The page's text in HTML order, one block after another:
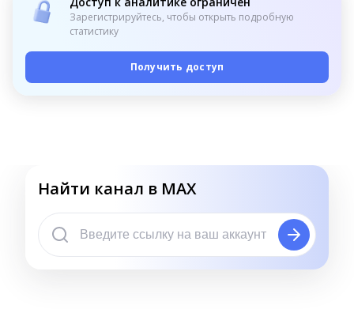
Зарегистрируйтесь, чтобы открыть подробную
статистику
Получить доступ
Найти канал в MAX